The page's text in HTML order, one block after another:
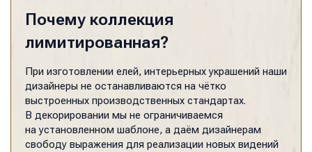
Почему коллекция
лимитированная?
При изготовлении елей, интерьерных украшений наши
дизайнеры не останавливаются на чётко
выстроенных производственных стандартах.
В декорировании мы не ограничиваемся
на установленном шаблоне, а даём дизайнерам
свободу выражения для реализации новых видений